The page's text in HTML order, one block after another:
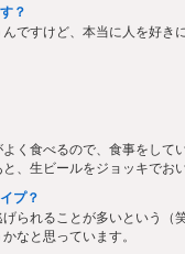
？
ですけど、本当に人を好き
く食べるので、食事をして
、生ビールをジョッキでお
プ？
られることが多いという（
なと思っています。